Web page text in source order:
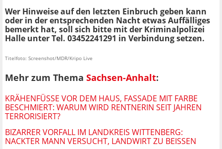
Wer Hinweise auf den letzten Einbruch geben kann
oder in der entsprechenden Nacht etwas Auffälliges
bemerkt hat, soll sich bitte mit der Kriminalpolizei
Halle unter Tel. 03452241291 in Verbindung setzen.
Titelfoto: Screenshot/MDR/Kripo Live
Mehr zum Thema Sachsen-Anhalt:
KRÄHENFÜSSE VOR DEM HAUS, FASSADE MIT FARBE B
ESCHMIERT: WARUM WIRD RENTNERIN SEIT JAHREN T
ERRORISIERT?
BIZARRER VORFALL IM LANDKREIS WITTENBERG:
NACKTER MANN VERSUCHT, LANDWIRT ZU BEISSEN